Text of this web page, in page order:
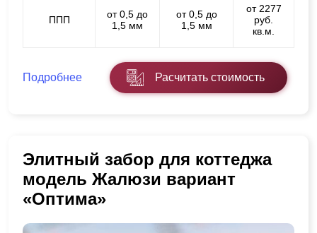
ППП
от 0,5 до
1,5 мм
от 0,5 до
1,5 мм
от 2277
руб.
кв.м.
Подробнее Расчитать стоимость
Элитный забор для коттеджа
модель Жалюзи вариант
«Оптима»